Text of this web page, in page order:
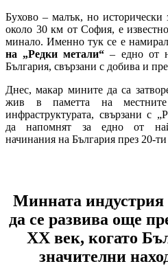
Бухово – малък, но исторически
около 30 км от София, е
минало. Именно тук се е
на „Редки метали“ – едно от
България, свързани с добива и
Днес, макар мините да са
жив в паметта на
инфраструктурата, свързани с
да напомнят за едно от най-
начинания на България през 20-ти
Минната индустрия
да се развива още
XX век, когато
значителни